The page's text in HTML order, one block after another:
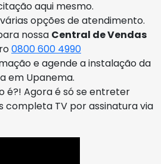
aqui mesmo.
opções de atendimento.
nossa Central de Vendas
0800 600 4990
e agende a instalação da
em Upanema.
é?! Agora é só se entreter
completa TV por assinatura via